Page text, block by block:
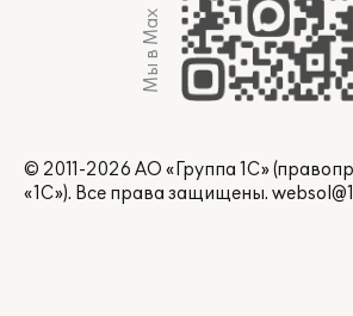
Мы в Max
© 2011-2026 АО «Группа 1С»
«1С»). Все права защищены.